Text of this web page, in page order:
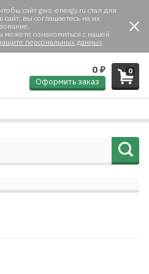
сайт gws-energy.ru стал для
вы соглашаетесь на их
можете ознакомиться с нашей
персональных данных.
0
0 ₽
Оформить заказ